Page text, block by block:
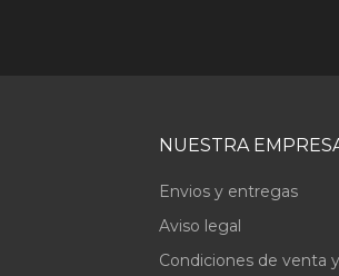
NUESTRA
Envios y entregas
Aviso legal
Condiciones de venta